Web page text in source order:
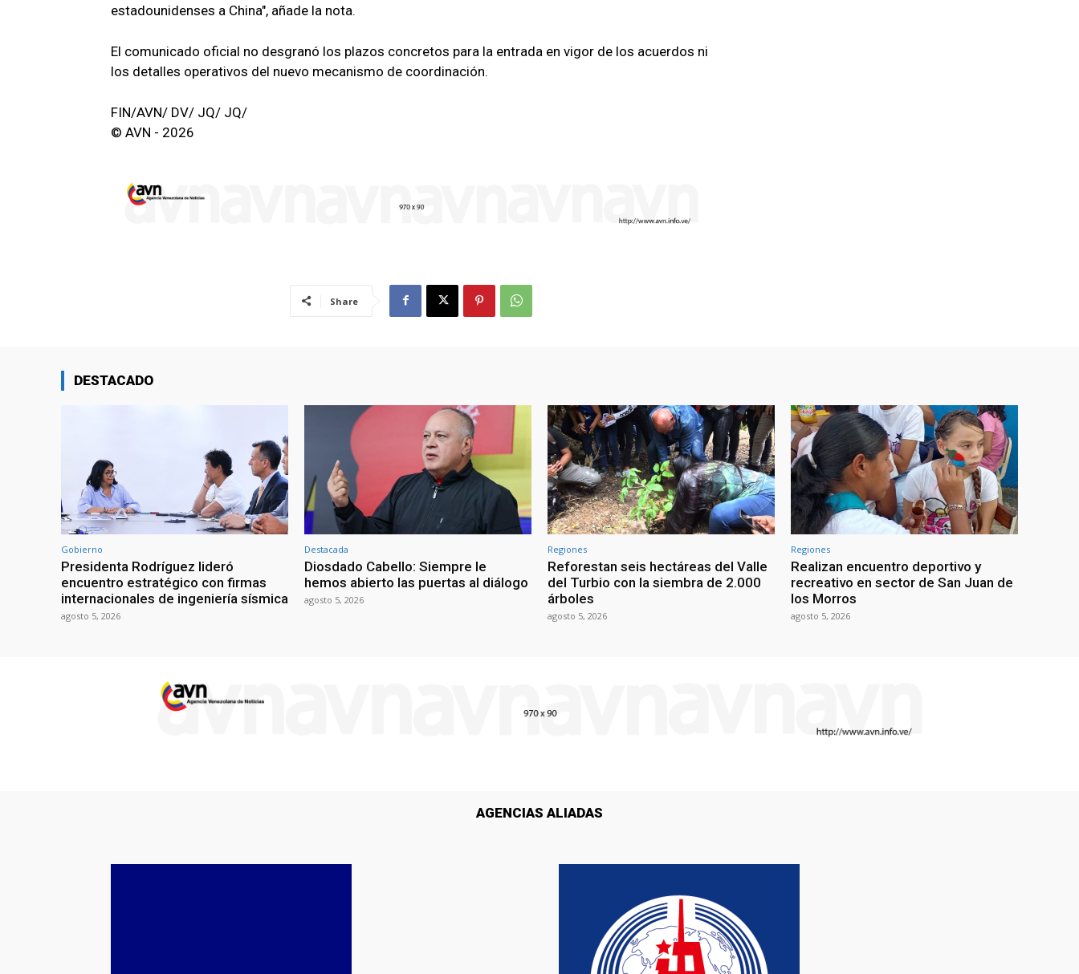
estadounidenses a China", añade la nota.
El comunicado oficial no desgranó los plazos concretos para la entrada en vigor de los acuerdos ni
los detalles operativos del nuevo mecanismo de coordinación.
FIN/AVN/ DV/ JQ/ JQ/
© AVN - 2026
Share
DESTACADO
Gobierno
Presidenta Rodríguez lideró
encuentro estratégico con firmas
internacionales de ingeniería sísmica
agosto 5, 2026
Destacada
Diosdado Cabello: Siempre le
hemos abierto las puertas al diálogo
agosto 5, 2026
Regiones
Reforestan seis hectáreas del Valle
del Turbio con la siembra de 2.000
árboles
agosto 5, 2026
Regiones
Realizan encuentro deportivo y
recreativo en sector de San Juan de
los Morros
agosto 5, 2026
AGENCIAS ALIADAS